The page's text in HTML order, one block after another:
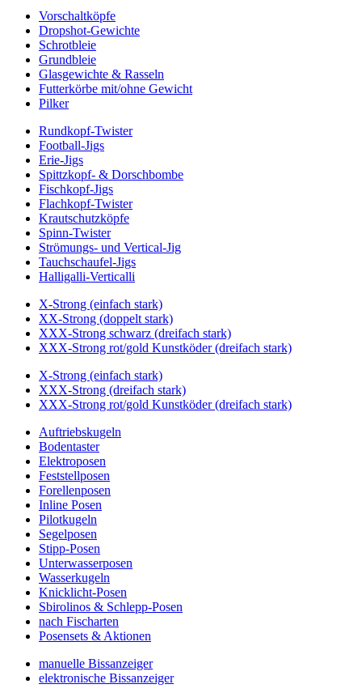
Vorschaltköpfe
Dropshot-Gewichte
Schrotbleie
Grundbleie
Glasgewichte & Rasseln
Futterkörbe mit/ohne Gewicht
Pilker
Rundkopf-Twister
Football-Jigs
Erie-Jigs
Spittzkopf- & Dorschbombe
Fischkopf-Jigs
Flachkopf-Twister
Krautschutzköpfe
Spinn-Twister
Strömungs- und Vertical-Jig
Tauchschaufel-Jigs
Halligalli-Verticalli
X-Strong (einfach stark)
XX-Strong (doppelt stark)
XXX-Strong schwarz (dreifach stark)
XXX-Strong rot/gold Kunstköder (dreifach stark)
X-Strong (einfach stark)
XXX-Strong (dreifach stark)
XXX-Strong rot/gold Kunstköder (dreifach stark)
Auftriebskugeln
Bodentaster
Elektroposen
Feststellposen
Forellenposen
Inline Posen
Pilotkugeln
Segelposen
Stipp-Posen
Unterwasserposen
Wasserkugeln
Knicklicht-Posen
Sbirolinos & Schlepp-Posen
nach Fischarten
Posensets & Aktionen
manuelle Bissanzeiger
elektronische Bissanzeiger